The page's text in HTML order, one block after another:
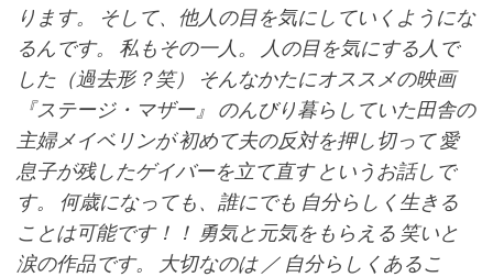
ります。 そして、他人の目を気にしていくようにな
るんです。 私もその一人。 人の目を気にする人で
した（過去形？笑） そんなかたにオススメの映画
『ステージ・マザー』 のんびり暮らしていた田舎の
主婦メイベリンが 初めて夫の反対を押し切って 愛
息子が残したゲイバーを立て直す というお話しで
す。 何歳になっても、誰にでも 自分らしく生きる
ことは可能です！！ 勇気と元気をもらえる 笑いと
涙の作品です。 大切なのは ／ 自分らしくあるこ